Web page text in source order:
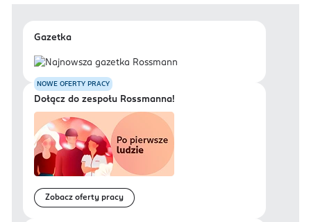
Gazetka
NOWE OFERTY PRACY
Dołącz do zespołu Rossmanna!
Zobacz oferty pracy